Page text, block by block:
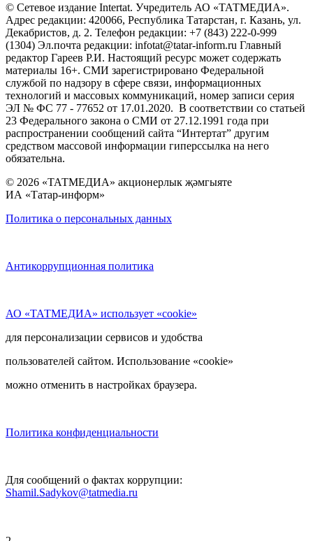
© Сетевое издание Intertat. Учредитель АО «ТАТМЕДИА».
Адрес редакции: 420066, Республика Татарстан, г. Казань, ул.
Декабристов, д. 2. Телефон редакции: +7 (843) 222-0-999
(1304) Эл.почта редакции: infotat@tatar-inform.ru Главный
редактор Гареев Р.И. Настоящий ресурс может содержать
материалы 16+. СМИ зарегистрировано Федеральной
службой по надзору в сфере связи, информационных
технологий и массовых коммуникаций, номер записи серия
ЭЛ № ФС 77 - 77652 от 17.01.2020. В соответствии со статьей
23 Федерального закона о СМИ от 27.12.1991 года при
распространении сообщений сайта “Интертат” другим
средством массовой информации гиперссылка на него
обязательна.
© 2026 «ТАТМЕДИА» акционерлык җәмгыяте
ИА «Татар-информ»
Политика о персональных данных
Антикоррупционная политика
АО «ТАТМЕДИА» использует «cookie»
для персонализации сервисов и удобства
пользователей сайтом. Использование «cookie»
можно отменить в настройках браузера.
Политика конфиденциальности
Для сообщений о фактах коррупции:
Shamil.Sadykov@tatmedia.ru